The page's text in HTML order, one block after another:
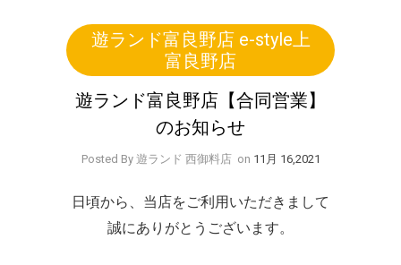
遊ランド富良野店 e-style上
富良野店
遊ランド富良野店【合同営業】
のお知らせ
Posted By 遊ランド 西御料店 on 11月 16,2021
日頃から、当店をご利用いただきまして
誠にありがとうございます。